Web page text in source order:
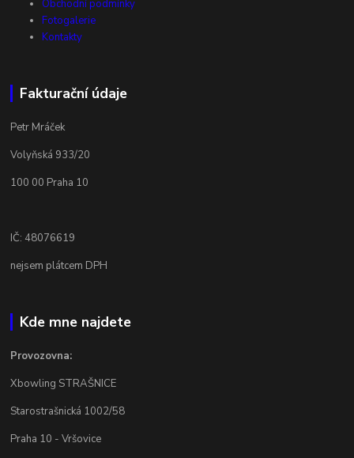
Obchodní podmínky
Fotogalerie
Kontakty
Fakturační údaje
Petr Mráček
Volyňská 933/20
100 00 Praha 10
IČ: 48076619
nejsem plátcem DPH
Kde mne najdete
Provozovna:
Xbowling STRAŠNICE
Starostrašnická 1002/58
Praha 10 - Vršovice